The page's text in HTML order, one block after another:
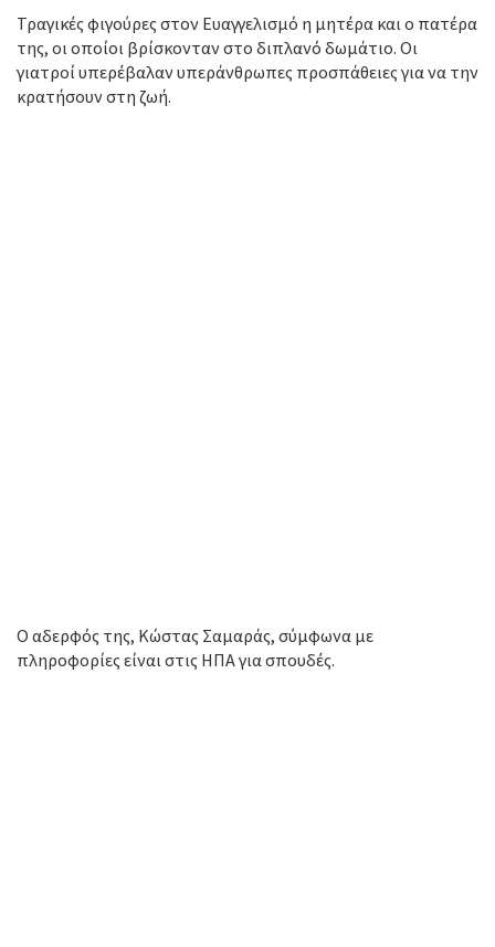
Τραγικές φιγούρες στον Ευαγγελισμό η μητέρα και ο πατέρα
της, οι οποίοι βρίσκονταν στο διπλανό δωμάτιο. Οι
γιατροί υπερέβαλαν υπεράνθρωπες προσπάθειες για να την
κρατήσουν στη ζωή.
Ο αδερφός της, Κώστας Σαμαράς, σύμφωνα με
πληροφορίες είναι στις ΗΠΑ για σπουδές.